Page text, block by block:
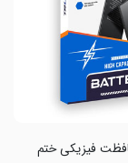
فیزیکی ختم